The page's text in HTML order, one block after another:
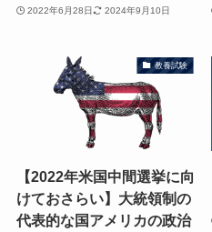
2022年6月28日 2024年9月10日
教養試験
【2022年米国中間選挙に向
けておさらい】大統領制の
代表的な国アメリカの政治